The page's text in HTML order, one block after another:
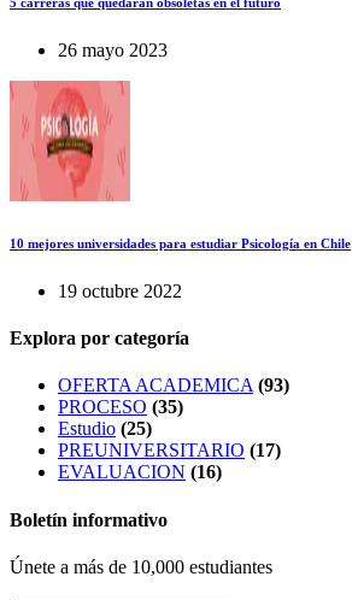
26 mayo 2023
10 mejores universidades para estudiar Psicología en Chile
19 octubre 2022
Explora por categoría
OFERTA ACADEMICA (93)
PROCESO (35)
Estudio (25)
PREUNIVERSITARIO (17)
EVALUACION (16)
Boletín informativo
Únete a más de 10,000 estudiantes